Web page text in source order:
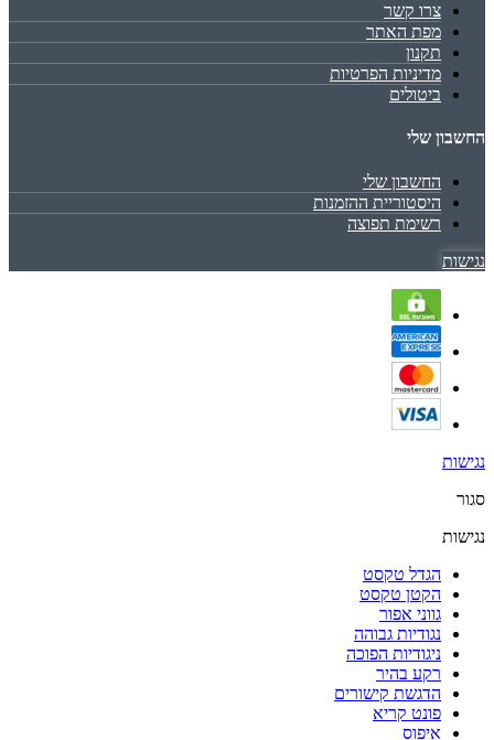
צרו קשר
מפת האתר
תקנון
מדיניות הפרטיות
ביטולים
החשבון שלי
החשבון שלי
היסטוריית ההזמנות
רשימת תפוצה
נגישות
נגישות
סגור
נגישות
הגדל טקסט
הקטן טקסט
גווני אפור
נגודיות גבוהה
ניגודיות הפוכה
רקע בהיר
הדגשת קישורים
פונט קריא
איפוס